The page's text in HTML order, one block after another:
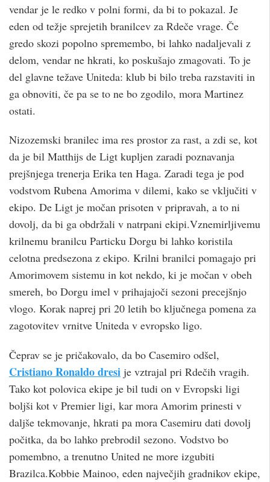
vendar je le redko v polni formi, da bi to pokazal. Je
eden od težje sprejetih branilcev za Rdeče vrage. Če
gredo skozi popolno spremembo, bi lahko nadaljevali z
delom, vendar ne hkrati, ko poskušajo zmagovati. To je
del glavne težave Uniteda: klub bi bilo treba razstaviti in
ga obnoviti, če pa se to ne bo zgodilo, mora Martinez
ostati.
Nizozemski branilec ima res prostor za rast, a zdi se, kot
da je bil Matthijs de Ligt kupljen zaradi poznavanja
prejšnjega trenerja Erika ten Haga. Zaradi tega je pod
vodstvom Rubena Amorima v dilemi, kako se vključiti v
ekipo. De Ligt je močan prisoten v pripravah, a to ni
dovolj, da bi ga obdržali v natrpani ekipi.Vznemirljivemu
krilnemu branilcu Particku Dorgu bi lahko koristila
celotna predsezona z ekipo. Krilni branilci pomagajo pri
Amorimovem sistemu in kot nekdo, ki je močan v obeh
smereh, bo Dorgu imel v prihajajoči sezoni precejšnjo
vlogo. Korak naprej pri 20 letih bo ključnega pomena za
zagotovitev vrnitve Uniteda v evropsko ligo.
Čeprav se je pričakovalo, da bo Casemiro odšel,
Cristiano Ronaldo dresi je vztrajal pri Rdečih vragih.
Tako kot polovica ekipe je bil tudi on v Evropski ligi
boljši kot v Premier ligi, kar mora Amorim prinesti v
daljše tekmovanje, hkrati pa mora Casemiru dati dovolj
počitka, da bo lahko prebrodil sezono. Vodstvo bo
pomembno, a trenutno United ne more izgubiti
Brazilca.Kobbie Mainoo, eden največjih gradnikov ekipe,